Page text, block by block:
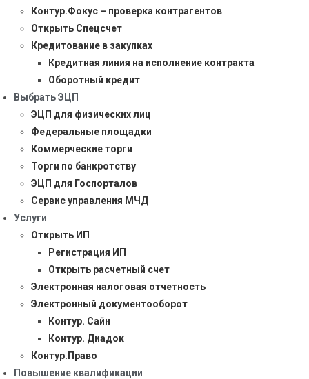
Контур.Фокус – проверка контрагентов
Открыть Спецсчет
Кредитование в закупках
Кредитная линия на исполнение контракта
Оборотный кредит
Выбрать ЭЦП
ЭЦП для физических лиц
Федеральные площадки
Коммерческие торги
Торги по банкротству
ЭЦП для Госпорталов
Сервис управления МЧД
Услуги
Открыть ИП
Регистрация ИП
Открыть расчетный счет
Электронная налоговая отчетность
Электронный документооборот
Контур. Сайн
Контур. Диадок
Контур.Право
Повышение квалификации